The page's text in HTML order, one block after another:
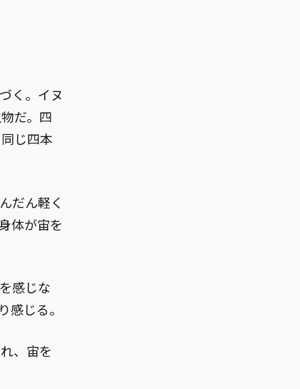
く。イヌ
だ。四
じ四本
だん軽く
体が宙を
感じな
感じる。
、宙を